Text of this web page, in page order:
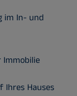
im In- und
Immobilie
Ihres Hauses